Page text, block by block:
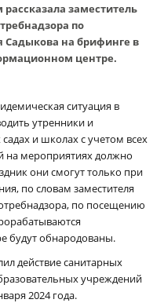
рассказала заместитель
по
Садыкова на брифинге в
центре.
ситуация в
утренники и
и школах с учетом всех
на мероприятиях должно
они смогут только при
по словам заместителя
по посещению
будут обнародованы.
действие санитарных
учреждений
2024 года.